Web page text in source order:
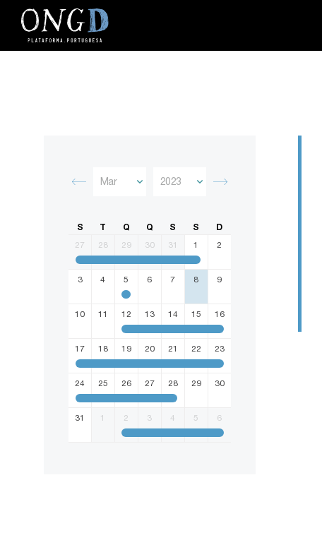
S T Q Q S S D
27 28 29 30 31 1 2
3 4 5 6 7 8 9
10 11 12 13 14 15 16
17 18 19 20 21 22 23
24 25 26 27 28 29 30
31 1 2 3 4 5 6